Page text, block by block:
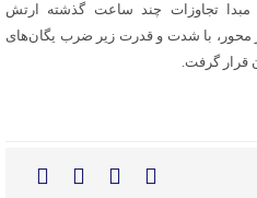
مبدا تجاوزات چند ساعت گذشته ارتش
محور، با شدت و قدرت زیر ضرب یگان‌های
قرار گرفت.